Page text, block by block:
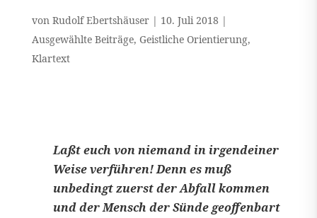
von Rudolf Ebertshäuser| 10. Juli 2018 |
Ausgewählte Beiträge, Geistliche Orientierung,
Klartext
Laßt euch von niemand in irgendeiner
Weise verführen! Denn es muß
unbedingt zuerst der Abfall kommen
und der Mensch der Sünde geoffenbart